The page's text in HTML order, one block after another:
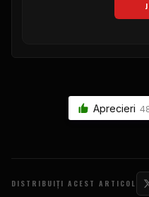
Aprecieri
DISTRIBUIȚI ACEST ARTICOL